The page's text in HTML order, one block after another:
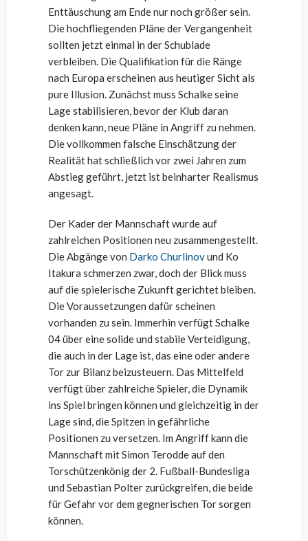
Enttäuschung am Ende nur noch größer sein.
Die hochfliegenden Pläne der Vergangenheit
sollten jetzt einmal in der Schublade
verbleiben. Die Qualifikation für die Ränge
nach Europa erscheinen aus heutiger Sicht als
pure Illusion. Zunächst muss Schalke seine
Lage stabilisieren, bevor der Klub daran
denken kann, neue Pläne in Angriff zu nehmen.
Die vollkommen falsche Einschätzung der
Realität hat schließlich vor zwei Jahren zum
Abstieg geführt, jetzt ist beinharter Realismus
angesagt.
Der Kader der Mannschaft wurde auf
zahlreichen Positionen neu zusammengestellt.
Die Abgänge von Darko Churlinovund Ko
Itakura schmerzen zwar, doch der Blick muss
auf die spielerische Zukunft gerichtet bleiben.
Die Voraussetzungen dafür scheinen
vorhanden zu sein. Immerhin verfügt Schalke
04 über eine solide und stabile Verteidigung,
die auch in der Lage ist, das eine oder andere
Tor zur Bilanz beizusteuern. Das Mittelfeld
verfügt über zahlreiche Spieler, die Dynamik
ins Spiel bringen können und gleichzeitig in der
Lage sind, die Spitzen in gefährliche
Positionen zu versetzen. Im Angriff kann die
Mannschaft mit Simon Terodde auf den
Torschützenkönig der 2. Fußball-Bundesliga
und Sebastian Polter zurückgreifen, die beide
für Gefahr vor dem gegnerischen Tor sorgen
können.